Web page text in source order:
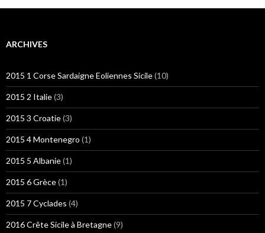
ARCHIVES
2015 1 Corse Sardaigne Eoliennes Sicile(10)
2015 2 Italie(3)
2015 3 Croatie(3)
2015 4 Montenegro (1)
2015 5 Albanie(1)
2015 6 Grèce(1)
2015 7 Cyclades (4)
2016 Crête Sicile à Bretagne(9)